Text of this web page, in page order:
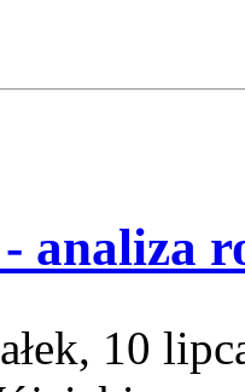
analiza
10